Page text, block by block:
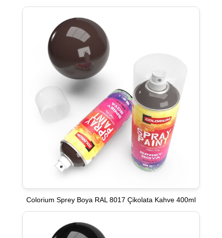
Colorium Sprey Boya RAL 8017 Çikolata Kahve 400ml